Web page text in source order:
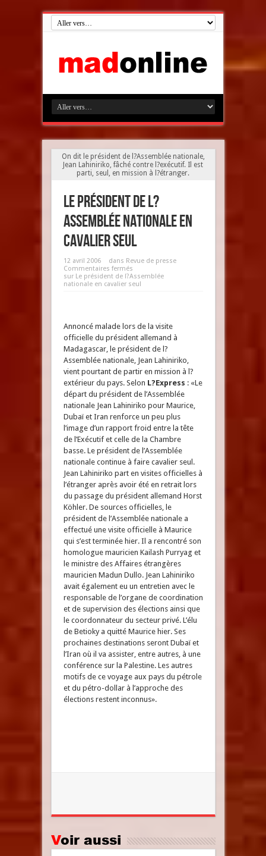
On dit le président de l?Assemblée nationale,
Jean Lahiniriko, fâché contre l?exécutif. Il est
parti, seul, en mission à l?étranger.
Le président de l?
Assemblée nationale en
cavalier seul
12 avril 2006 dans Revue de presse
Commentaires fermés
sur Le président de l?Assemblée
nationale en cavalier seul
Annoncé malade lors de la visite
officielle du président allemand à
Madagascar, le président de l?
Assemblée nationale, Jean Lahiniriko,
vient pourtant de partir en mission à l?
extérieur du pays. Selon L?Express : «Le
départ du président de l’Assemblée
nationale Jean Lahiniriko pour Maurice,
Dubaï et Iran renforce un peu plus
l’image d’un rapport froid entre la tête
de l’Exécutif et celle de la Chambre
basse. Le président de l’Assemblée
nationale continue à faire cavalier seul.
Jean Lahiniriko part en visites officielles à
l’étranger après avoir été en retrait lors
du passage du président allemand Horst
Köhler. De sources officielles, le
président de l’Assemblée nationale a
effectué une visite officielle à Maurice
qui s’est terminée hier. Il a rencontré son
homologue mauricien Kailash Purryag et
le ministre des Affaires étrangères
mauricien Madun Dullo. Jean Lahiniriko
avait également eu un entretien avec le
responsable de l’organe de coordination
et de supervision des élections ainsi que
le coordonnateur du secteur privé. L’élu
de Betioky a quitté Maurice hier. Ses
prochaines destinations seront Dubaï et
l’Iran où il va assister, entre autres, à une
conférence sur la Palestine. Les autres
motifs de ce voyage aux pays du pétrole
et du pétro-dollar à l’approche des
élections restent inconnus».
Voir aussi